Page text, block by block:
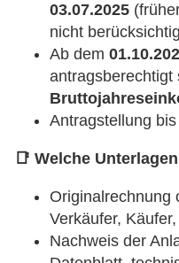
03.07.2025
nicht
Ab dem
antragsberechtigt
Antragstellung
📑 Welche
Originalrechnung
Verkäufer,
Nachweis der